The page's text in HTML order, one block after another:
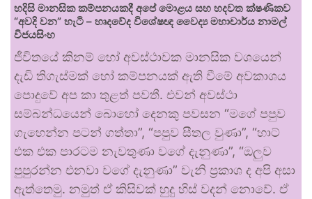
හදිසි මානසික කම්පනයකදී අපේ මොළය සහ හදවත ක්ෂණිකව
“අවදි වන” හැටි – හෘදවේද විශේෂඥ වෛද්‍ය මහාචාර්ය නාමල්
විජයසිංහ
ජීවිතයේ කිනම් හෝ අවස්ථාවක මානසික වශයෙන්
දැඩි තිගැස්මක් හෝ කම්පනයක් ඇති වීමේ අවකාශය
පොදුවේ අප කා තුළත් පවතී. එවන් අවස්ථා
සම්බන්ධයෙන් බොහෝ දෙනකු පවසන “මගේ පපුව
ගැහෙන්න පටන් ගත්තා”, “පපුව සීතල වුණා”, “හාට්
එක එක පාරටම නැවතුණා වගේ දැනුණා”, “ඔලුව
පුපුරන්න එනවා වගේ දැනුණා” වැනි ප්‍රකාශ ද අපි අසා
ඇත්තෙමු. නමුත් ඒ කිසිවක් හුදු හිස් වදන් නොවේ. ඒ